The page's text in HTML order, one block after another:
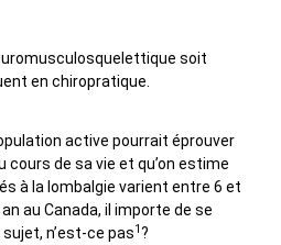
soit
en chiropratique.
active pourrait éprouver
cours de sa vie et qu’on estime
à la lombalgie varient entre 6 et
au Canada, il importe de se
n’est-ce pas1?